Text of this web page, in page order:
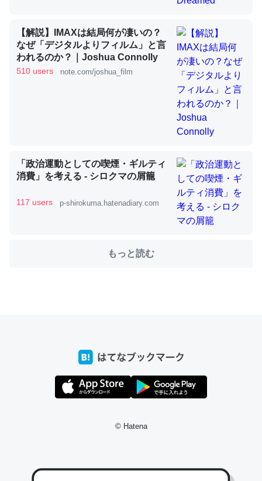
─ニュース :: 【研究発表】昆虫学の大問題＝「昆虫はなぜ海にいな
いのか」に関する新仮説
ウチもEchoを実家に置いて４年。でたまに覗いてる。ぼ
ちぼちRingも置こうかと画策中。あと、Googleマップで
これ見て生きてるなって分かる。
─たまにLINEするくらいだった遠方の父67歳と僕。ITツール導入で
コミュニケーションが劇的に変化した｜tayorini by LIFULL介護
たいなのでネット環境作ったけどAlexaしか使わないので
【解説】IMAXは結局何が凄いの？
なぜ「デジタルよりフィルム」と言
われるのか？｜Joshua Connolly
510 users note.com/joshua_film
「政治運動としての喫煙・ギルティ
消費」を考える - シロクマの屑籠
117 users p-shirokuma.hatenadiary.com
もっと読む
© Hatena